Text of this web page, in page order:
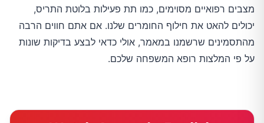
מצבים רפואיים מסוימים, כמו תת פעילות בלוטת התריס,
יכולים להאט את חילוף החומרים שלנו. אם אתם חווים הרבה
מהתסמינים שרשמנו במאמר, אולי כדאי לבצע בדיקות שונות
על פי המלצות רופא המשפחה שלכם.